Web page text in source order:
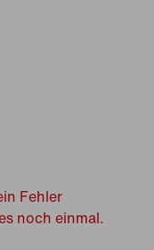
Fehler
noch einmal.